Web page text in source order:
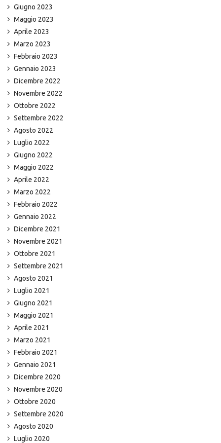
Giugno 2023
Maggio 2023
Aprile 2023
Marzo 2023
Febbraio 2023
Gennaio 2023
Dicembre 2022
Novembre 2022
Ottobre 2022
Settembre 2022
Agosto 2022
Luglio 2022
Giugno 2022
Maggio 2022
Aprile 2022
Marzo 2022
Febbraio 2022
Gennaio 2022
Dicembre 2021
Novembre 2021
Ottobre 2021
Settembre 2021
Agosto 2021
Luglio 2021
Giugno 2021
Maggio 2021
Aprile 2021
Marzo 2021
Febbraio 2021
Gennaio 2021
Dicembre 2020
Novembre 2020
Ottobre 2020
Settembre 2020
Agosto 2020
Luglio 2020